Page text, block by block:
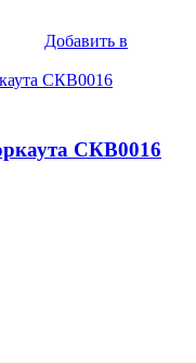
Добавить в
СКВ0016